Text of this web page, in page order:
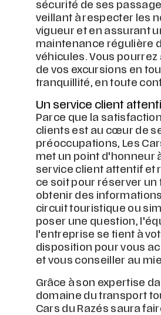
sécurité de ses
veillant à respecter les
vigueur et en assurant
maintenance régulière
véhicules. Vous
de vos excursions en
tranquillité, en toute
Un service client
Parce que la
clients est au cœur de
préoccupations, Les
met un point d'honneur
service client attentif et
ce soit pour réserver un
obtenir des
circuit touristique ou
poser une question,
l'entreprise se tient à
disposition pour vous
et vous conseiller au
Grâce à son expertise
domaine du transport
Cars du Razés saura